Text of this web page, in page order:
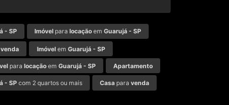
- SP Imóvel paralocação emGuarujá - SP
venda Imóvelem Guarujá - SP
para locaçãoem Guarujá - SP Apartamento
- SPcom 2 quartos ou mais Casa paravenda